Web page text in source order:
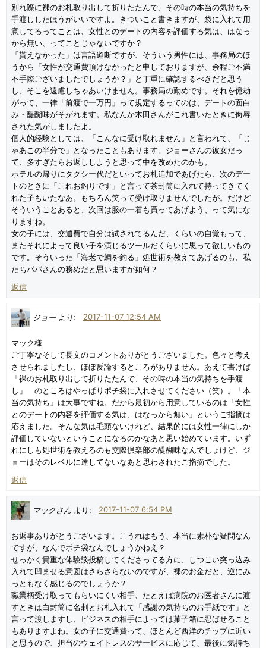
別れ際に裸のお札取り出して折りたたんで、その時の本当の気持ちを
手渡ししたほうがいいですよ。きついこと書きますが、袋に入れて用
意してるってことは、女性とのデートの内容を評価する気は、はなっ
から無い、ってことじゃないですか？
「貰えなかった」は言語道断ですが、そういう男性には、事務局のほ
うから「女性が交通費頂けなかったと申しておりますが、余程ご不満
不手際ございましたでしょうか？」と丁重に確認するべきだと思う
し、そこを遠慮しちゃあいけません。事務局の勤めです。それを億劫
がって、一律「前渡で一万円」って規定するってのは、デートの面白
み・醍醐味がそがれます。私なんか木田さんがこれ書いたときに侮辱
された気がしましたよ。
個人的経験としては、「こんなに受け取れません」と言われて、「じ
ゃあこの半分で」となったこともあります。ジョーさんの彼女だっ
て、多すぎたらお返ししようと思って中を改めたのかも。
ホテルの帰りにタクシー代だといってお札追加であげたら、次のデー
トのときに「これお釣りです」と言って茶封筒に入れて持ってきてく
れた子もいたなあ。もちろん笑って受け取りませんでしたが。だけど
そういうことあると、次回は服の一着も買ってあげよう、って気にな
りますね。
女の子には、交通費で自分は試されてるんだ、くらいの自覚もって、
またそれによって良い子を演じるツールだくらいに思って欲しいもの
です。そういった「海老で鯛を釣る」処世術を教えてあげるのも、私
たちパパさんの務めだと思いますが如何？
返信
ジョー より: 2017-11-07 12:54 AM
マック様
ご丁寧なそして長文のコメントありがとうございました。色々と考え
させられましたし、ほぼ反論するところがありません。あえて書けば
「裸のお札取り出して折りたたんで、その時の本当の気持ちを手渡
し」 のところはやっぱりポチ袋に入れさせてください（笑）。「本
当の気持ち」は大事ですね。だから最初から用意しているのは「女性
とのデートの内容を評価する気は、はなっから無い」というご指摘は
応えました。そんな気は毛頭ないけれど、結果的には女性一律にしか
評価していないということになるのかなあと思い始めています。いず
れにしも処世術を教えるのも交際倶楽部の醍醐味なんでしょけど、ジ
ョーはそのレベルに達してないなあと思わされたご指摘でした。
返信
マックさん より: 2017-11-07 6:54 PM
お返事ありがとうございます。こうれはもう、本当に素朴な疑問なん
ですが、なんでポチ袋なんでしょうかねえ？
せっかく貴重な体験談投稿してくださってる方に、しつこい突っ込み
入れて凹ませる意図はさらさらないのですが、裸のお金だと、逆にみ
っともなく感じるのでしょうか？
職業柄受け取ってもらいにくい相手、たとえば病院のお医者さんに渡
すときは白封筒に名刺とお札入れて「感謝の気持ちのお手紙です」と
言って渡しますし、ビジネスの相手によっては菓子箱に忍ばせること
もありますよね。女の子に交通費って、ほとんど西洋のチップに近い
と思うので、担当のウェイトレスのサービスに応じて、最後に気持ち